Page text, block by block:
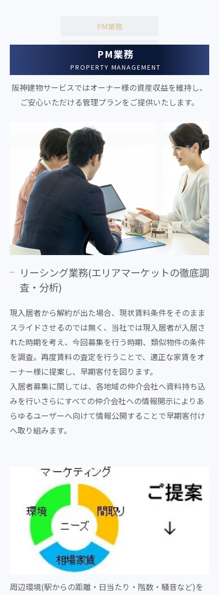
PM業務
BM業務
PM業務
PROPERTY MANAGEMENT
阪神建物サービスではオーナー様の資産収益を維持し、
ご安心いただける管理プランをご提供いたします。
リーシング業務(エリアマーケットの徹底調
査・分析)
現入居者から解約が出た場合、現状賃料条件をそのまま
スライドさせるのでは無く、当社では現入居者が入居さ
れた時期を考え、今回募集を行う時期、類似物件の条件
を調査。再度賃料の査定を行うことで、適正な家賃をオ
ーナー様に提案し、早期客付を図ります。
入居者募集に関しては、各地域の仲介会社へ資料持ち込
みを行いさらにすべての仲介会社への情報開示によりあ
らゆるユーザーへ向けて情報公開することで早期客付け
へ取り組みます。
周辺環境(駅からの距離・日当たり・階数・騒音など)を